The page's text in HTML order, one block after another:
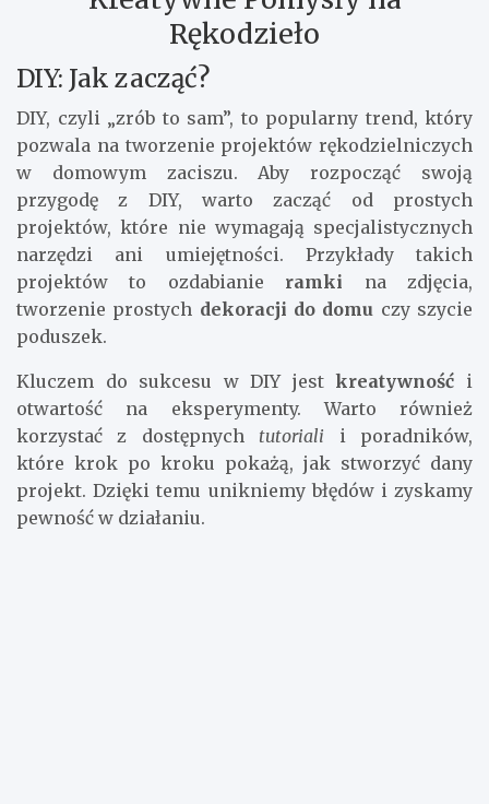
Rękodzieło
DIY: Jak zacząć?
DIY, czyli „zrób to sam”, to popularny trend, który
pozwala na tworzenie projektów rękodzielniczych
w domowym zaciszu. Aby rozpocząć swoją
przygodę z DIY, warto zacząć od prostych
projektów, które nie wymagają specjalistycznych
narzędzi ani umiejętności. Przykłady takich
projektów to ozdabianie ramki na zdjęcia,
tworzenie prostych dekoracji do domu czy szycie
poduszek.
Kluczem do sukcesu w DIY jestkreatywność i
otwartość na eksperymenty. Warto również
korzystać z dostępnych tutoriali i poradników,
które krok po kroku pokażą, jak stworzyć dany
projekt. Dzięki temu unikniemy błędów i zyskamy
pewność w działaniu.